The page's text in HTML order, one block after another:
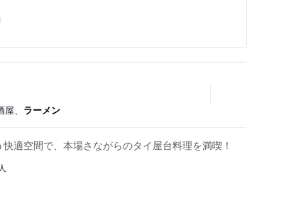
、 ラーメン
適空間で、本場さながらのタイ屋台料理を満喫！
人